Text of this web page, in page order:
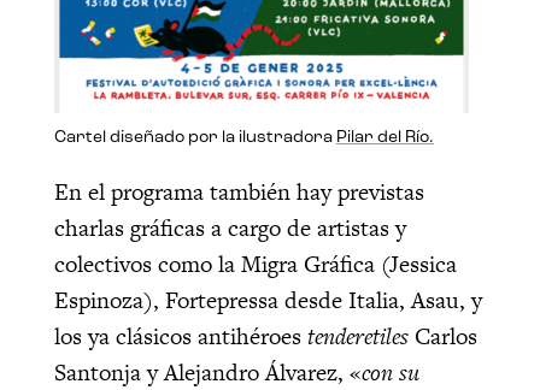
Cartel diseñado por la ilustradora Pilar del Río.
En el programa también hay previstas
charlas gráficas a cargo de artistas y
colectivos como la Migra Gráfica (Jessica
Espinoza), Fortepressa desde Italia, Asau, y
los ya clásicos antihéroestenderetilesCarlos
Santonja y Alejandro Álvarez, «con su